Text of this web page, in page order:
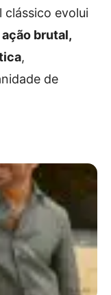
clássico evolui
ação brutal,
,
de